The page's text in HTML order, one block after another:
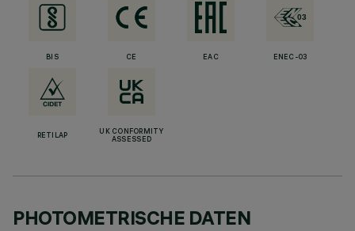
BIS CE EAC ENEC-03
RETILAP
UK CONFORMITY
ASSESSED
PHOTOMETRISCHE DATEN